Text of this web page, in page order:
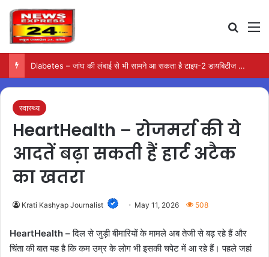
Style – 15 अगस्त ऑफिस सेलिब्रेशन में ऐसे पाएं सलीकेदार और आकर्षक लुक
स्वास्थ्य
HeartHealth – रोजमर्रा की ये
आदतें बढ़ा सकती हैं हार्ट अटैक
का खतरा
Krati Kashyap Journalist May 11, 2026 508
HeartHealth –दिल से जुड़ी बीमारियों के मामले अब तेजी से बढ़ रहे हैं और
चिंता की बात यह है कि कम उम्र के लोग भी इसकी चपेट में आ रहे हैं। पहले जहां